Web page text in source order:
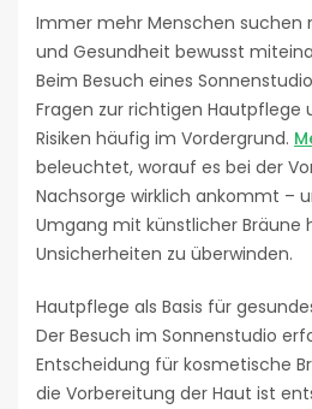
Immer mehr Menschen suchen
und Gesundheit bewusst
Beim Besuch eines
Fragen zur richtigen Hautpflege
Risiken häufig im Vordergrund.
beleuchtet, worauf es bei der
Nachsorge wirklich ankommt –
Umgang mit künstlicher Bräune
Unsicherheiten zu überwinden.
Hautpflege als Basis für
Der Besuch im Sonnenstudio
Entscheidung für kosmetische
die Vorbereitung der Haut ist